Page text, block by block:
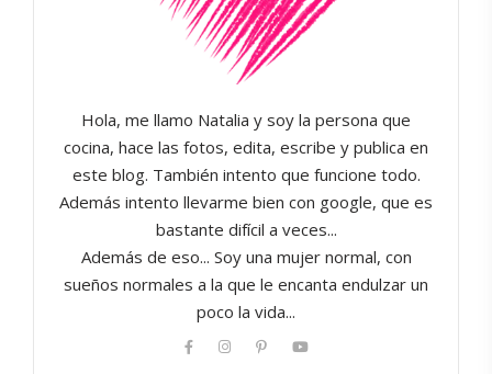
Hola, me llamo Natalia y soy la persona que
cocina, hace las fotos, edita, escribe y publica en
este blog. También intento que funcione todo.
Además intento llevarme bien con google, que es
bastante difícil a veces...
Además de eso... Soy una mujer normal, con
sueños normales a la que le encanta endulzar un
poco la vida...